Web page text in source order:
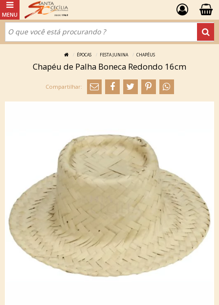
ÉPOCAS FESTA JUNINA CHAPÉUS
Chapéu de Palha Boneca Redondo 16cm